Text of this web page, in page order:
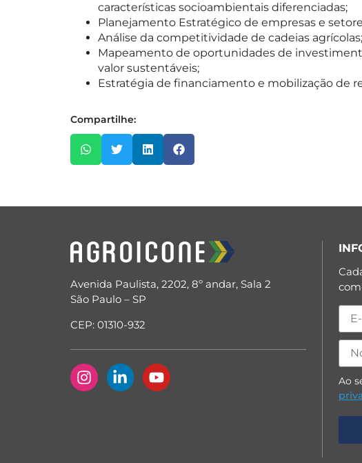
características socioambientais diferenciadas;
Planejamento Estratégico de empresas e
Análise da competitividade de cadeias agrícolas;
Mapeamento de oportunidades de
valor sustentáveis;
Estratégia de financiamento e mobilização de
Compartilhe:
Avenida Paulista, 2202, 8º andar, Sala 2
São Paulo – SP
CEP: 01310-932
Ao